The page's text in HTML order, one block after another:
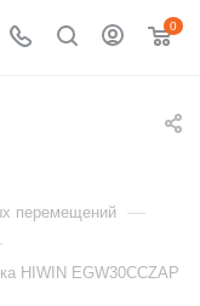
0
перемещений —
HIWIN EGW30CCZAP